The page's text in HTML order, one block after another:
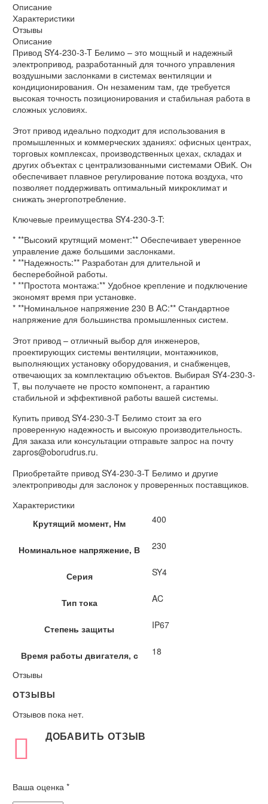
Описание
Характеристики
Отзывы
Описание
Привод SY4-230-3-T Белимо – это мощный и надежный
электропривод, разработанный для точного управления
воздушными заслонками в системах вентиляции и
кондиционирования. Он незаменим там, где требуется
высокая точность позиционирования и стабильная работа в
сложных условиях.
Этот привод идеально подходит для использования в
промышленных и коммерческих зданиях: офисных центрах,
торговых комплексах, производственных цехах, складах и
других объектах с централизованными системами ОВиК. Он
обеспечивает плавное регулирование потока воздуха, что
позволяет поддерживать оптимальный микроклимат и
снижать энергопотребление.
Ключевые преимущества SY4-230-3-T:
* **Высокий крутящий момент:** Обеспечивает уверенное
управление даже большими заслонками.
* **Надежность:** Разработан для длительной и
бесперебойной работы.
* **Простота монтажа:** Удобное крепление и подключение
экономят время при установке.
* **Номинальное напряжение 230 В AC:** Стандартное
напряжение для большинства промышленных систем.
Этот привод – отличный выбор для инженеров,
проектирующих системы вентиляции, монтажников,
выполняющих установку оборудования, и снабженцев,
отвечающих за комплектацию объектов. Выбирая SY4-230-3-
T, вы получаете не просто компонент, а гарантию
стабильной и эффективной работы вашей системы.
Купить привод SY4-230-3-T Белимо стоит за его
проверенную надежность и высокую производительность.
Для заказа или консультации отправьте запрос на почту
zapros@oborudrus.ru.
Приобретайте привод SY4-230-3-T Белимо и другие
электроприводы для заслонок у проверенных поставщиков.
Характеристики
Крутящий момент, Нм
400
Номинальное напряжение, В 230
Серия SY4
Тип тока AC
Степень защиты IP67
Время работы двигателя, с
18
Отзывы
ОТЗЫВЫ
Отзывов пока нет.
ДОБАВИТЬ ОТЗЫВ
Ваша оценка *